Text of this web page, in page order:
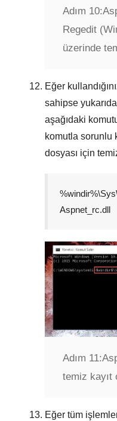
Adım 10:
Regedit
üzerinde
Eğer
sahipse
aşağıdaki
komutla sorunlu
dosyası için
Aspnet_rc.dll
Adım 11:
temiz kayıt
Eğer tüm